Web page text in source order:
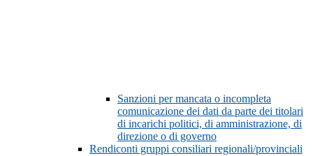
Sanzioni per mancata o incompleta
comunicazione dei dati da parte dei titolari
di incarichi politici, di amministrazione, di
direzione o di governo
Rendiconti gruppi consiliari regionali/provinciali